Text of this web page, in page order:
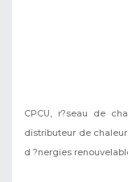
CPCU, r?seau de
distributeur de
d ?nergies